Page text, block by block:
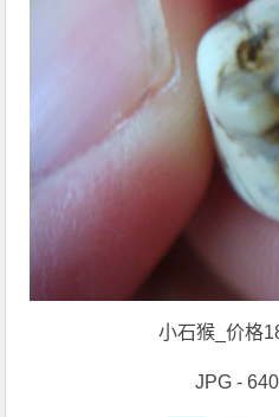
小石猴_价格
JPG -